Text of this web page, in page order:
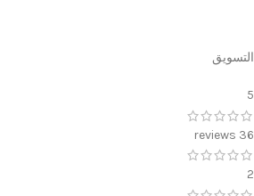
التسويق
5
36 reviews
2